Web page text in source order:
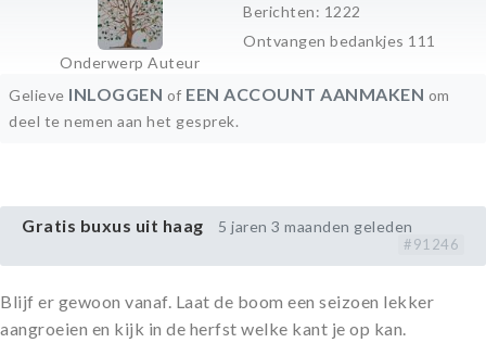
Onderwerp Auteur
Berichten: 1222
Ontvangen bedankjes 111
Gelieve INLOGGEN of EEN ACCOUNT AANMAKEN om
deel te nemen aan het gesprek.
Gratis buxus uit haag 5 jaren 3 maanden geleden
#91246
Blijf er gewoon vanaf. Laat de boom een seizoen lekker
aangroeien en kijk in de herfst welke kant je op kan.